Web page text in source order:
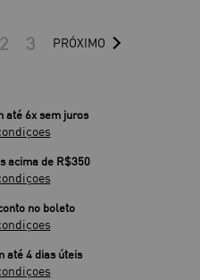
2 3 PRÓXIMO
até 6x sem juros
acima de R$350
no boleto
até 4 dias úteis